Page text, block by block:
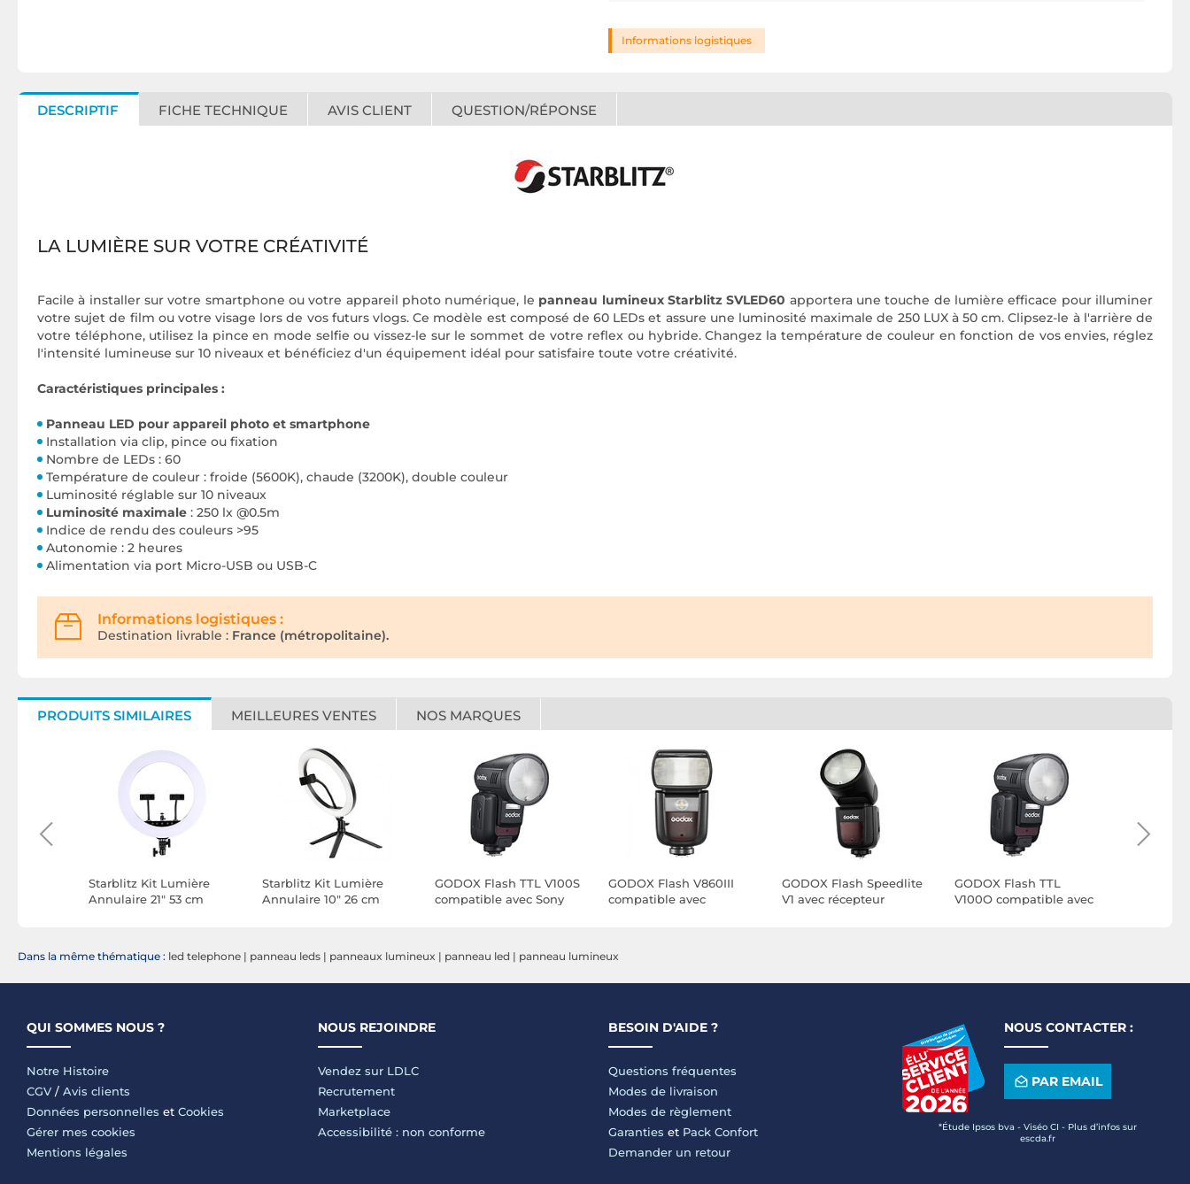
Informations logistiques
DESCRIPTIF FICHE TECHNIQUE AVIS CLIENT QUESTION/RÉPONSE
LA LUMIÈRE SUR VOTRE CRÉATIVITÉ
Facile à installer sur votre smartphone ou votre appareil photo numérique, le panneau lumineux Starblitz SVLED60 apportera une touche de lumière efficace pour illuminer
votre sujet de film ou votre visage lors de vos futurs vlogs. Ce modèle est composé de 60 LEDs et assure une luminosité maximale de 250 LUX à 50 cm. Clipsez-le à l'arrière de
votre téléphone, utilisez la pince en mode selfie ou vissez-le sur le sommet de votre reflex ou hybride. Changez la température de couleur en fonction de vos envies, réglez
l'intensité lumineuse sur 10 niveaux et bénéficiez d'un équipement idéal pour satisfaire toute votre créativité.
Caractéristiques principales :
Panneau LED pour appareil photo et smartphone
Installation via clip, pince ou fixation
Nombre de LEDs : 60
Température de couleur : froide (5600K), chaude (3200K), double couleur
Luminosité réglable sur 10 niveaux
Luminosité maximale : 250 lx @0.5m
Indice de rendu des couleurs >95
Autonomie : 2 heures
Alimentation via port Micro-USB ou USB-C
Informations logistiques :
Destination livrable : France (métropolitaine).
PRODUITS SIMILAIRES MEILLEURES VENTES NOS MARQUES
Starblitz Kit Lumière
Annulaire 21" 53 cm
Starblitz Kit Lumière
Annulaire 10" 26 cm
GODOX Flash TTL V100S
compatible avec Sony
GODOX Flash V860III
compatible avec
GODOX Flash Speedlite
V1 avec récepteur
GODOX Flash TTL
V100O compatible avec
Dans la même thématique : led telephone | panneau leds | panneaux lumineux | panneau led | panneau lumineux
QUI SOMMES NOUS ?
Notre Histoire
CGV / Avis clients
Données personnelles et Cookies
Gérer mes cookies
Mentions légales
NOUS REJOINDRE
Vendez sur LDLC
Recrutement
Marketplace
Accessibilité : non conforme
BESOIN D'AIDE ?
Questions fréquentes
Modes de livraison
Modes de règlement
Garanties et Pack Confort
Demander un retour
NOUS CONTACTER :
PAR EMAIL
*Étude Ipsos bva - Viséo CI - Plus d’infos sur
escda.fr